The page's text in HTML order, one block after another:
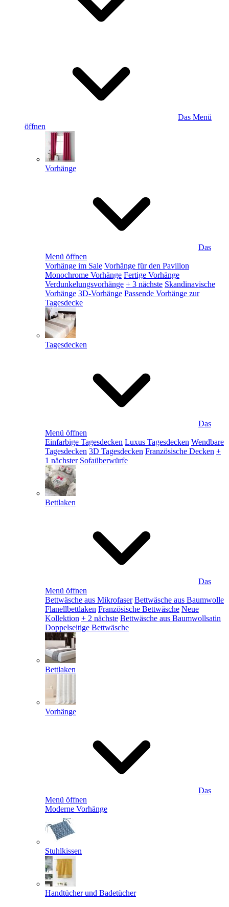
Das Menü
öffnen
Vorhänge
Das
Menü öffnen
Vorhänge im Sale Vorhänge für den Pavillon
Monochrome Vorhänge Fertige Vorhänge
Verdunkelungsvorhänge + 3 nächste Skandinavische
Vorhänge 3D-Vorhänge Passende Vorhänge zur
Tagesdecke
Tagesdecken
Das
Menü öffnen
Einfarbige Tagesdecken Luxus Tagesdecken Wendbare
Tagesdecken 3D Tagesdecken Französische Decken +
1 nächster Sofaüberwürfe
Bettlaken
Das
Menü öffnen
Bettwäsche aus Mikrofaser Bettwäsche aus Baumwolle
Flanellbettlaken Französische Bettwäsche Neue
Kollektion + 2 nächste Bettwäsche aus Baumwollsatin
Doppelseitige Bettwäsche
Bettlaken
Vorhänge
Das
Menü öffnen
Moderne Vorhänge
Stuhlkissen
Handtücher und Badetücher